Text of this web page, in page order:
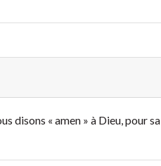
disons « amen » à Dieu, pour sa